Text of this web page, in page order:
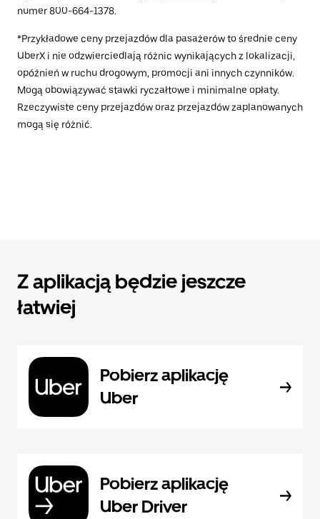
numer 800-664-1378.
*Przykładowe ceny przejazdów dla pasażerów to średnie ceny
UberX i nie odzwierciedlają różnic wynikających z lokalizacji,
opóźnień w ruchu drogowym, promocji ani innych czynników.
Mogą obowiązywać stawki ryczałtowe i minimalne opłaty.
Rzeczywiste ceny przejazdów oraz przejazdów zaplanowanych
mogą się różnić.
Z aplikacją będzie jeszcze
łatwiej
Pobierz aplikację
Uber
Pobierz aplikację
Uber Driver